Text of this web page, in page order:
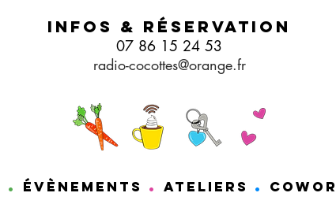
Infos & Réservation
07 86 15 24 53
radio-cocottes@orange.fr
. éVèNEMENTS . ATELIERS .